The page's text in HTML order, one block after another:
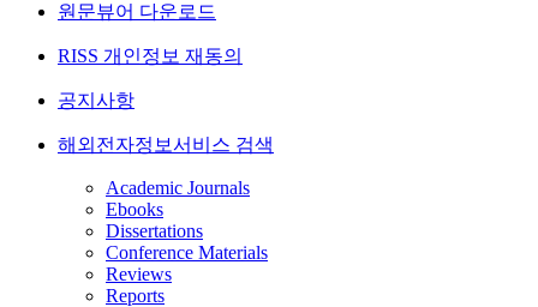
원문뷰어 다운로드
RISS 개인정보 재동의
공지사항
해외전자정보서비스 검색
Academic Journals
Ebooks
Dissertations
Conference Materials
Reviews
Reports